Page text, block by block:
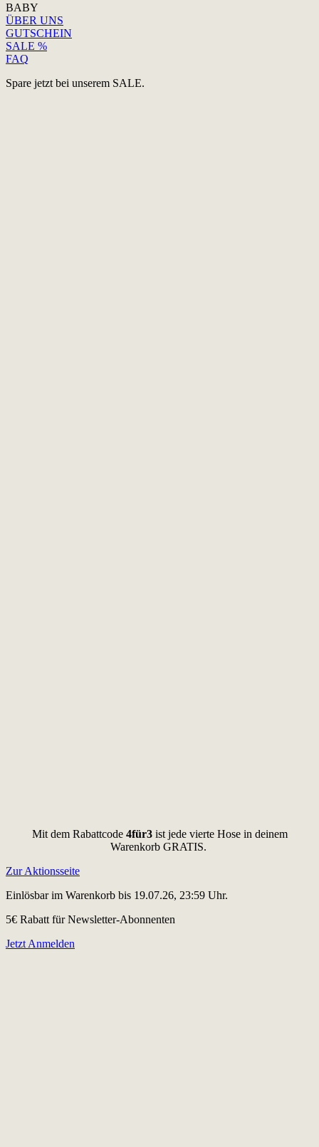
BABY
ÜBER UNS
GUTSCHEIN
SALE %
FAQ
Spare jetzt bei unserem SALE.
Mit dem Rabattcode 4für3ist jede vierte Hose in deinem
Warenkorb GRATIS.
Zur Aktionsseite
Einlösbar im Warenkorb bis 19.07.26, 23:59 Uhr.
5€ Rabatt für Newsletter-Abonnenten
Jetzt Anmelden